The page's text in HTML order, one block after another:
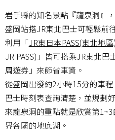
岩手縣的知名景點『龍泉洞』
盛岡站搭JR東北巴士可輕鬆前
利用「JR東日本PASS(東北地區)
JR PASS)」皆可搭乘JR東北
周遊券」來節省車資。
從盛岡出發約2小時15分的車
巴士時刻表查詢清楚，並規劃
來龍泉洞的重點就是欣賞第
界各國的地底湖。